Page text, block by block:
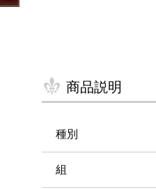
商品説明
種別
組